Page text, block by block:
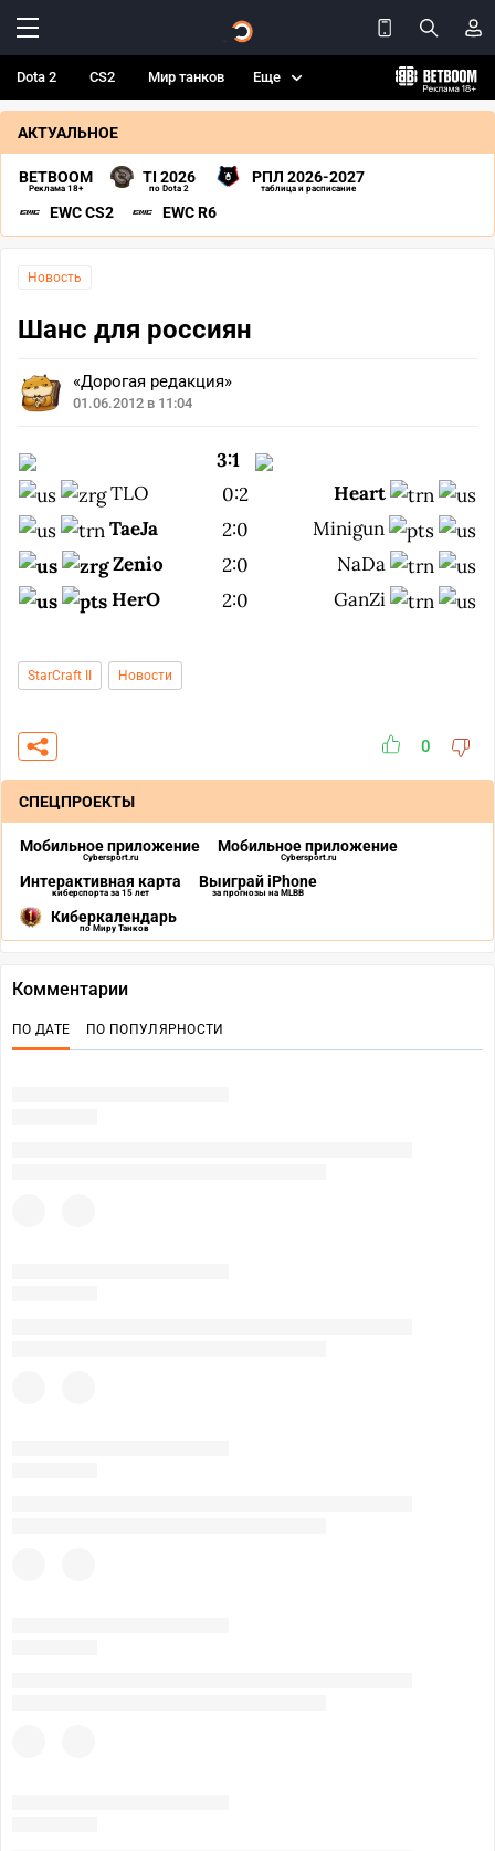
Dota 2 CS2 Мир танков Еще
АКТУАЛЬНОЕ
BETBOOM
Реклама 18+
TI 2026
по Dota 2
РПЛ 2026-2027
таблица и расписание
EWC CS2 EWC R6
Новость
Шанс для россиян
«Дорогая редакция»
01.06.2012 в 11:04
3:1
TLO
0:2
Heart
TaeJa
2:0
Minigun
Zenio
2:0
NaDa
HerO
2:0 GanZi
StarCraft II Новости
0
СПЕЦПРОЕКТЫ
Мобильное приложение
Cybersport.ru
Мобильное приложение
Cybersport.ru
Интерактивная карта
киберспорта за 15 лет
Выиграй iPhone
за прогнозы на MLBB
Киберкалендарь
по Миру Танков
Комментарии
ПО ДАТЕ ПО ПОПУЛЯРНОСТИ